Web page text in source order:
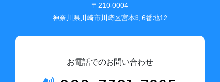
〒210-0004
神奈川県川崎市川崎区宮本町6番地12
お電話でのお問い合わせ